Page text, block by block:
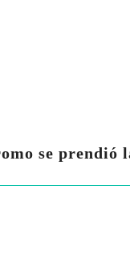
se prendió